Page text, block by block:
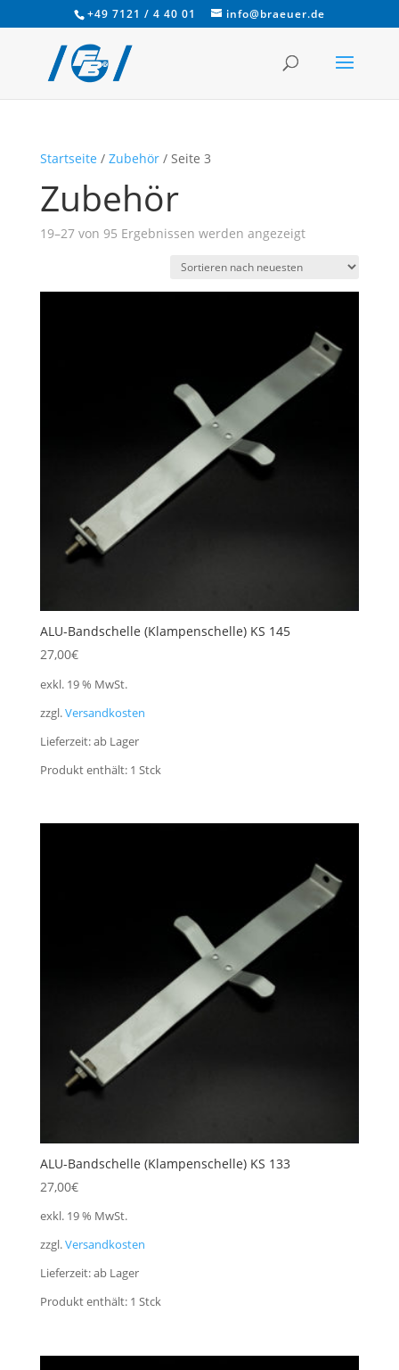
+49 7121 / 4 40 01 info@braeuer.de
Startseite / Zubehör/ Seite 3
Zubehör
19–27 von 95 Ergebnissen werden angezeigtNach
sortiert
ALU-Bandschelle (Klampenschelle) KS 145
27,00€
exkl. 19 % MwSt.
zzgl.Versandkosten
Lieferzeit:ab Lager
Produkt enthält: 1 Stck
ALU-Bandschelle (Klampenschelle) KS 133
27,00€
exkl. 19 % MwSt.
zzgl.Versandkosten
Lieferzeit:ab Lager
Produkt enthält: 1 Stck